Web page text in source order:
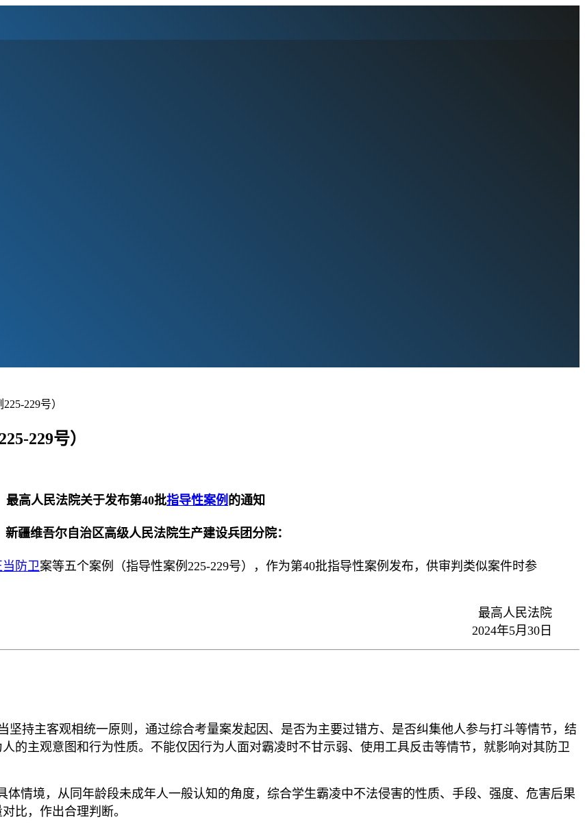
229号）
229号）
最高人民法院关于发布第40批指导性案例 的通知
疆维吾尔自治区高级人民法院生产建设兵团分院：
当防卫案等五个案例（指导性案例225-229号），作为第40批指导性案例发布，供审判类似案件时参
最高人民法院
2024年5月30日
坚持主客观相统一原则，通过综合考量案发起因、是否为主要过错方、是否纠集他人参与打斗等情节，结
的主观意图和行为性质。不能仅因行为人面对霸凌时不甘示弱、使用工具反击等情节，就影响对其防卫
体情境，从同年龄段未成年人一般认知的角度，综合学生霸凌中不法侵害的性质、手段、强度、危害后果
比，作出合理判断。